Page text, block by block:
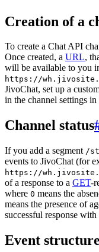
Creation of a
To create a Chat API
Once created, a URL,
will be available to you
https://
JivoChat, set up a
in the channel settings in
Channel status
If you add a segment /
events to JivoChat (for
https://
of a response to a GET-
where 0 means the
means the presence of
successful response with
Event structure